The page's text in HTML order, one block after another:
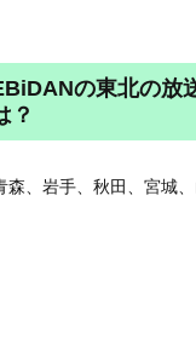
の東北の放
？
森、岩手、秋田、宮城